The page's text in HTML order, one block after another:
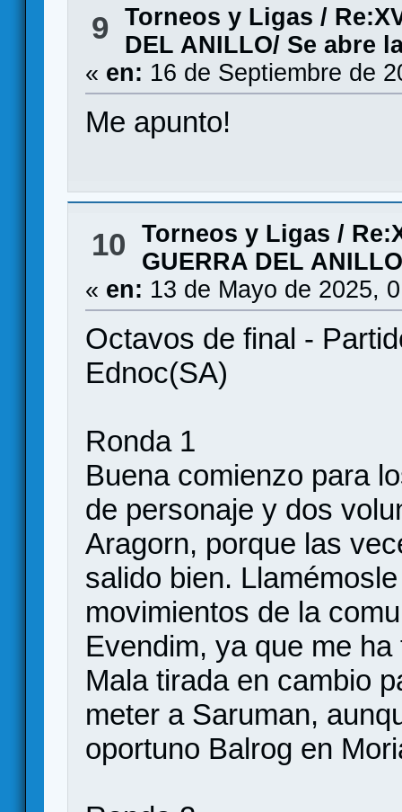
9 Torneos y Ligas /
DEL ANILLO/ Se abre
« en: 16 de Septiembre de
Me apunto!
10 Torneos y Ligas /
GUERRA DEL
« en: 13 de Mayo de 2025,
Octavos de final -
Ednoc(SA)
Ronda 1
Buena comienzo para
de personaje y dos
Aragorn, porque las
salido bien.
movimientos de la
Evendim, ya que me
Mala tirada en cambio
meter a Saruman,
oportuno Balrog en